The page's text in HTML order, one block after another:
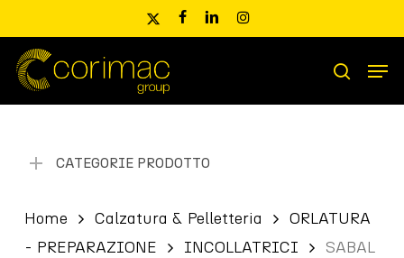
main
content
x-
facebooklinkedininstagram
Ricerca
prodotti
search
CATEGORIE PRODOTTO
Home Calzatura & Pelletteria
ORLATURA
- PREPARAZIONE
INCOLLATRICI
SABAL